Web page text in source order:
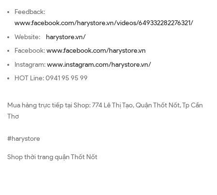
Feedback:
www.facebook.com/harystore.vn/videos/649332282276321/
Website: harystore.vn/
Facebook:www.facebook.com/harystore.vn
Instagram:www.instagram.com/harystore.vn/
HOT Line: 0941 95 95 99
Mua hàng trực tiếp tại Shop: 774 Lê Thị Tạo, Quận Thốt Nốt, Tp Cần
Thơ
#harystore
Shop thời trang quận Thốt Nốt